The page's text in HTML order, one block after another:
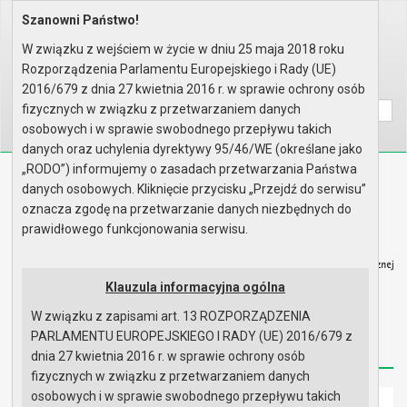
Home Organy Rada Miejska
Rok 2014 - posiedzenia
Posiedzenie z dnia 23.05.2014
Wyszukaj na stronie:
AAA
Biuletyn Informacji Publicznej
Urząd Miasta i Gminy w Gryfinie
Strona główna Mapa serwisu Aktualności
Redakcja Instrukcja korzystania Dostępność
Strona główna
Szanowni Państwo!
W związku z wejściem w życie w dniu 25 maja 2018 roku
Rozporządzenia Parlamentu Europejskiego i Rady (UE)
2016/679 z dnia 27 kwietnia 2016 r. w sprawie ochrony osób
fizycznych w związku z przetwarzaniem danych
osobowych i w sprawie swobodnego przepływu takich
danych oraz uchylenia dyrektywy 95/46/WE (określane jako
„RODO”) informujemy o zasadach przetwarzania Państwa
danych osobowych. Kliknięcie przycisku „Przejdź do serwisu”
oznacza zgodę na przetwarzanie danych niezbędnych do
prawidłowego funkcjonowania serwisu.
Klauzula informacyjna ogólna
W związku z zapisami art. 13 ROZPORZĄDZENIA
PARLAMENTU EUROPEJSKIEGO I RADY (UE) 2016/679 z
dnia 27 kwietnia 2016 r. w sprawie ochrony osób
fizycznych w związku z przetwarzaniem danych
osobowych i w sprawie swobodnego przepływu takich